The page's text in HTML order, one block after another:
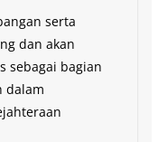
serta
dan akan
sebagai bagian
dalam